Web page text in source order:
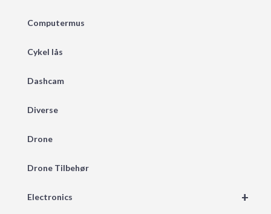
Computermus
Cykel lås
Dashcam
Diverse
Drone
Drone Tilbehør
+
Electronics